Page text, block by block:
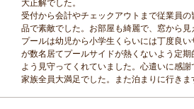
大正解でした。
受付から会計やチェックアウトまで従業員
品で素敵でした。お部屋も綺麗で、窓から見
プールは幼児から小学生くらいには丁度良
が数名居てプールサイドが熱くないよう定
よう見守ってくれていました。心遣いに感謝
家族全員大満足でした。また泊まりに行きま